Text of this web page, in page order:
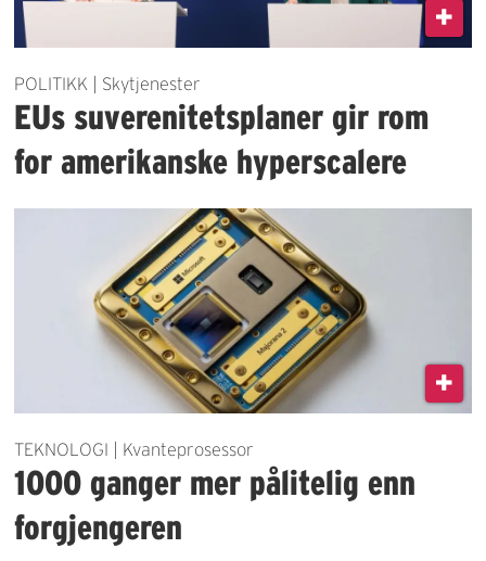
POLITIKK | Skytjenester
EUs ­suverenitetsplaner gir rom
for amerikanske hyperscalere
TEKNOLOGI | Kvanteprosessor
1000 ganger mer pålitelig enn
forgjengeren